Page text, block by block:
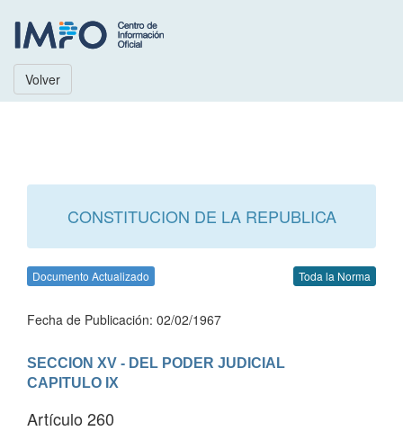
Volver
CONSTITUCION DE LA REPUBLICA
Documento Actualizado Toda la Norma
Fecha de Publicación: 02/02/1967
SECCION XV - DEL PODER JUDICIAL
CAPITULO IX
Artículo 260